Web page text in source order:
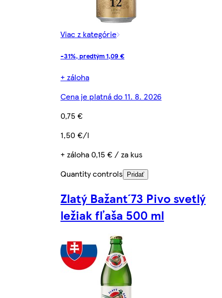
Viac z kategórie
-31%, predtým 1,09 €
+ záloha
Cena je platná do 11. 8. 2026
0,75 €
1,50 €/l
+ záloha 0,15 € / za kus
Quantity controls
Pridať
Zlatý Bažant´73 Pivo svetlý
ležiak fľaša 500 ml